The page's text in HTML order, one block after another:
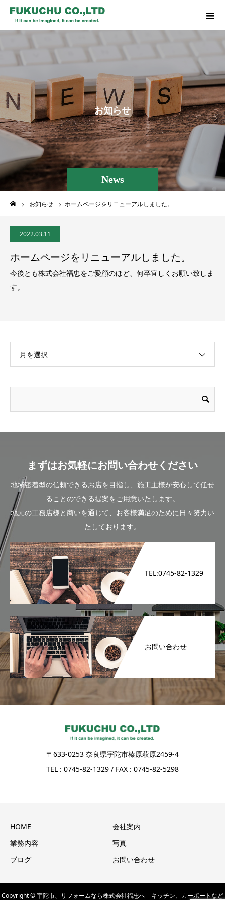
News
お知 らせ
お知らせ ホームページをリニューアルしました。
2022.03.11
ホームページをリニューアルしました。
今後とも株式会社福忠をご愛顧のほど、何卒宜しくお願い致しま
す。
月を選択
まずはお気軽にお問い合わせください
地域密着型の信頼できるお店を目指し、施工主様が安心して任せ
ることのできる提案をご用意いたします。
地元の工務店様と商いを通じて、お客様満足のために日々努力い
たしております。
TEL:0745-82-1329
お問い合わせ
〒633-0253 奈良県宇陀市榛原萩原2459-4
TEL : 0745-82-1329 / FAX : 0745-82-5298
HOME
会社案内
業務内容
写真
ブログ
お問い合わせ
Copyright © 宇陀市、リフォームなら株式会社福忠へ – キッチン、カーポートなど